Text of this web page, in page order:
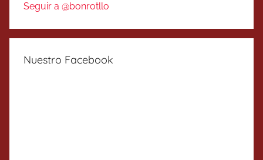
Seguir a @bonrotllo
Nuestro Facebook